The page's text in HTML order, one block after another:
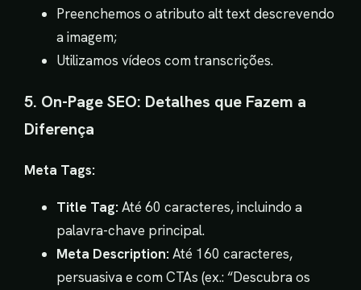
Preenchemos o atributo alt text descrevendo
a imagem;
Utilizamos vídeos com transcrições.
5. On-Page SEO: Detalhes que Fazem a
Diferença
Meta Tags:
Title Tag:Até 60 caracteres, incluindo a
palavra-chave principal.
Meta Description:Até 160 caracteres,
persuasiva e com CTAs (ex.: “Descubra os